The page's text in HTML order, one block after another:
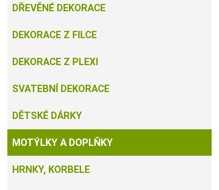
DŘEVĚNÉ DEKORACE
DEKORACE Z FILCE
DEKORACE Z PLEXI
SVATEBNÍ DEKORACE
DĚTSKÉ DÁRKY
MOTÝLKY A DOPLŇKY
HRNKY, KORBELE